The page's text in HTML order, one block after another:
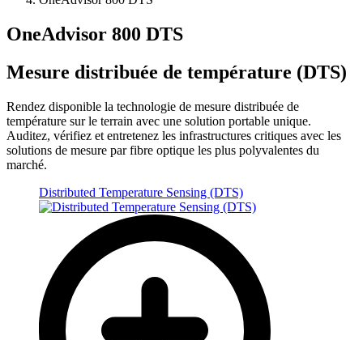
OneAdvisor 800 DTS
Mesure distribuée de température (DTS)
Rendez disponible la technologie de mesure distribuée de
température sur le terrain avec une solution portable unique.
Auditez, vérifiez et entretenez les infrastructures critiques avec les
solutions de mesure par fibre optique les plus polyvalentes du
marché.
Distributed Temperature Sensing (DTS)